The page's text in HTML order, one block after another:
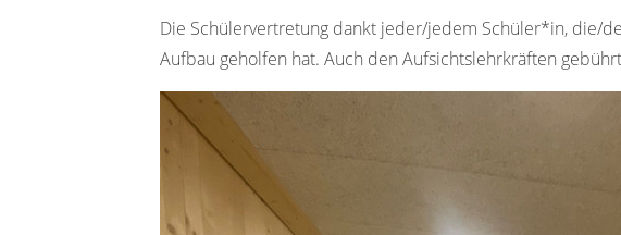
Die Schülervertretung dankt jeder/jedem Schüler*in, die/
Aufbau geholfen hat. Auch den Aufsichtslehrkräften